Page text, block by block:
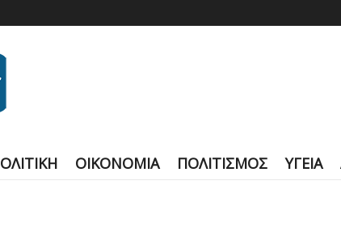
ΟΙΚΟΝΟΜΙΑ ΠΟΛΙΤΙΣΜΟΣ ΥΓΕΙΑ